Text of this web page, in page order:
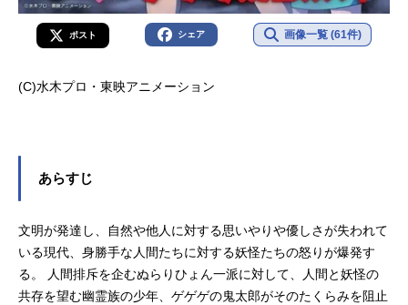
ポスト シェア 画像一覧 (61件)
(C)水木プロ・東映アニメーション
あらすじ
文明が発達し、自然や他人に対する思いやりや優しさが失われて
いる現代、身勝手な人間たちに対する妖怪たちの怒りが爆発す
る。 人間排斥を企むぬらりひょん一派に対して、人間と妖怪の
共存を望む幽霊族の少年、ゲゲゲの鬼太郎がそのたくらみを阻止